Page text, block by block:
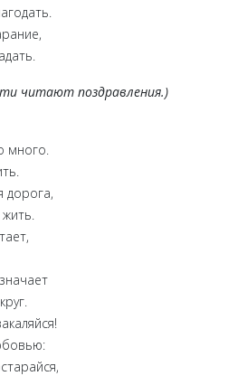
читают поздравления.)
много.
дорога,